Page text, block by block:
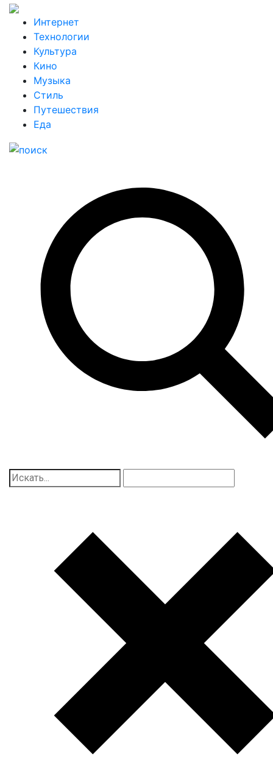
Интернет
Технологии
Культура
Кино
Музыка
Стиль
Путешествия
Еда